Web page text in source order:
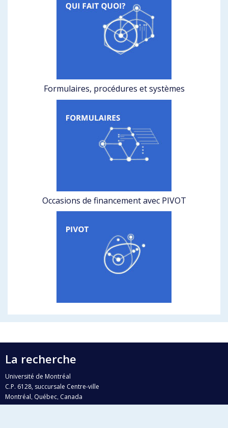
Formulaires, procédures et systèmes
Occasions de financement avec PIVOT
La recherche
Université de Montréal
C.P. 6128, succursale Centre-ville
Montréal, Québec, Canada
H3C 3J7